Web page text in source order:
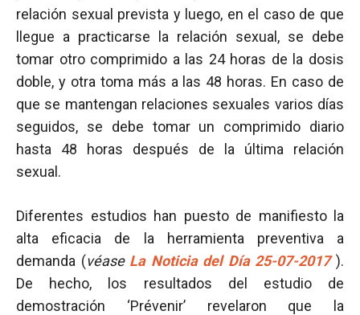
relación sexual prevista y luego, en el caso de que
llegue a practicarse la relación sexual, se debe
tomar otro comprimido a las 24 horas de la dosis
doble, y otra toma más a las 48 horas. En caso de
que se mantengan relaciones sexuales varios días
seguidos, se debe tomar un comprimido diario
hasta 48 horas después de la última relación
sexual.
Diferentes estudios han puesto de manifiesto la
alta eficacia de la herramienta preventiva a
demanda (véase La Noticia del Día 25-07-2017 ).
De hecho, los resultados del estudio de
demostración ‘Prévenir’ revelaron que la